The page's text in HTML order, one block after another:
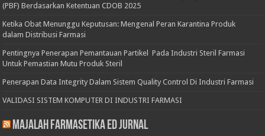
(PBF) Berdasarkan Ketentuan CDOB 2025
Ketika Obat Menunggu Keputusan: Mengenal Peran Karantina Produk
dalam Distribusi Farmasi
Pentingnya Penerapan Pemantauan Partikel Pada Industri Steril Farmasi
Untuk Pemastian Mutu Produk Steril
Penerapan Data Integrity Dalam Sistem Quality Control Di Industri Farmasi
VALIDASI SISTEM KOMPUTER DI INDUSTRI FARMASI
Majalah Farmasetika Ed Jurnal